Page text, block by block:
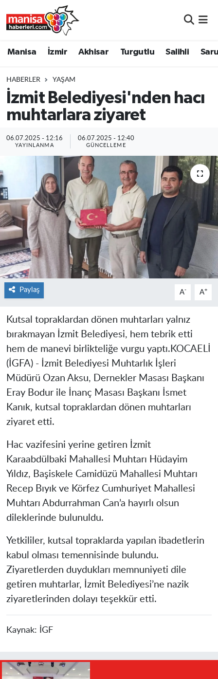
Manisa İzmir Akhisar Turgutlu Salihli
HABERLER YAŞAM
İzmit Belediyesi'nden hacı
muhtarlara ziyaret
06.07.2025 - 12:16
YAYINLANMA
06.07.2025 - 12:40
GÜNCELLEME
Paylaş A- A+
Kutsal topraklardan dönen muhtarları yalnız
bırakmayan İzmit Belediyesi, hem tebrik etti
hem de manevi birlikteliğe vurgu yaptı. KOCAELİ
(İGFA) - İzmit Belediyesi Muhtarlık İşleri
Müdürü Ozan Aksu, Dernekler Masası Başkanı
Eray Bodur ile İnanç Masası Başkanı İsmet
Kanık, kutsal topraklardan dönen muhtarları
ziyaret etti.
Hac vazifesini yerine getiren İzmit
Karaabdülbaki Mahallesi Muhtarı Hüdayim
Yıldız, Başiskele Camidüzü Mahallesi Muhtarı
Recep Bıyık ve Körfez Cumhuriyet Mahallesi
Muhtarı Abdurrahman Can’a hayırlı olsun
dileklerinde bulunuldu.
Yetkililer, kutsal topraklarda yapılan ibadetlerin
kabul olması temennisinde bulundu.
Ziyaretlerden duydukları memnuniyeti dile
getiren muhtarlar, İzmit Belediyesi’ne nazik
ziyaretlerinden dolayı teşekkür etti.
Kaynak: İGF
Turgutlu
Salihli
Saruhanlı
Soma
Resmi İlanlar
Manisa Nöbetçi Eczaneler
Manisa Trafik Yoğunluk Haritası
Süper Lig Puan Durumu ve Fikstür
Tüm Manşetler
Son Dakika Haberleri
Haber Arşivi